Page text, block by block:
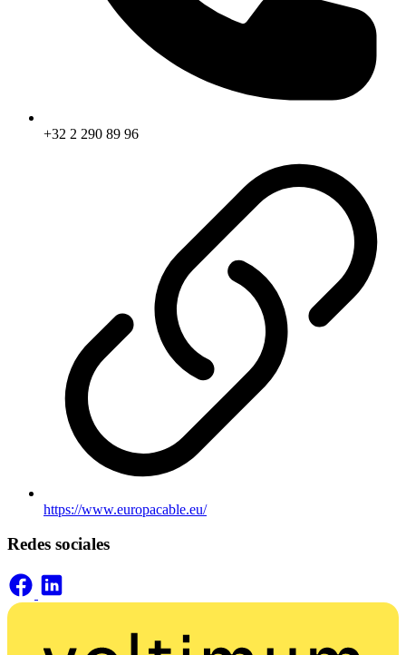
+32 2 290 89 96
https://www.europacable.eu/
Redes sociales